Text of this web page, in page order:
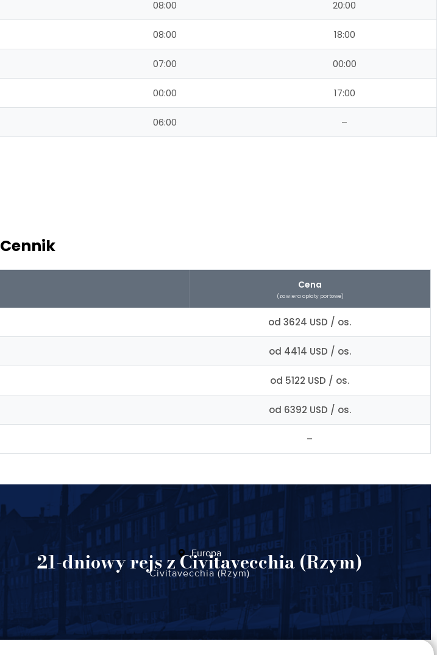
08:00 20:00
08:00 18:00
07:00 00:00
00:00 17:00
06:00 –
Cennik
Cena
(zawiera opłaty portowe)
od 3624 USD / os.
od 4414 USD / os.
od 5122 USD / os.
od 6392 USD / os.
–
Europa
21-dniowy rejs z Civitavecchia (Rzym)
Civitavecchia (Rzym)